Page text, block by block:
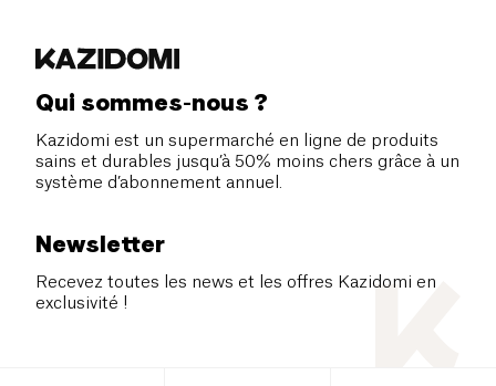
Qui sommes-nous ?
Kazidomi est un supermarché en ligne de produits
sains et durables jusqu’à 50% moins chers grâce à un
système d’abonnement annuel.
Newsletter
Recevez toutes les news et les offres Kazidomi en
exclusivité !